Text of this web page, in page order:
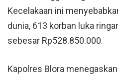
Kecelakaan ini
dunia, 613 korban luka
sebesar Rp528.850.000.
Kapolres Blora